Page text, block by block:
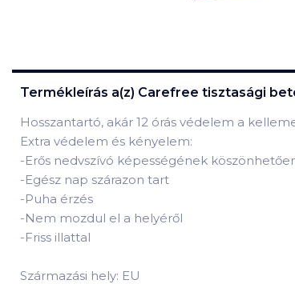
Termékleírás a(z) Carefree tisztasági
Hosszantartó, akár 12 órás védelem a
Extra védelem és kényelem:
-Erős nedvszívó képességének
-Egész nap szárazon tart
-Puha érzés
-Nem mozdul el a helyéről
-Friss illattal
Származási hely: EU